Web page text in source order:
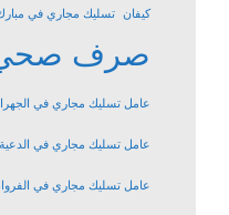
كيفان تسليك مجاري في مبارك
صرف
عامل تسليك مجاري في
عامل تسليك مجاري في الدعية
عامل تسليك مجاري في